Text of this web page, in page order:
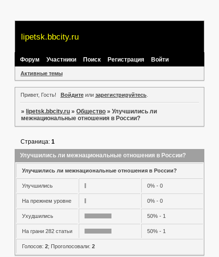
lipetsk.bbcity.ru
Форум Участники Поиск Регистрация Войти
Активные темы
Привет, Гость! Войдитеили зарегистрируйтесь.
»lipetsk.bbcity.ru »Общество »Улучшились ли
межнациональные отношения в России?
Улучшились ли межнациональные отношения в России?
Страница:1
Улучшились ли межнациональные отношения в России?
Улучшились 0% - 0
На прежнем уровне 0% - 0
Ухудшились 50% - 1
На грани 282 статьи 50% - 1
Голосов: 2; Проголосовали: 2